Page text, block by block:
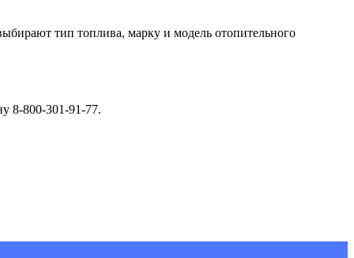
тип топлива, марку и модель отопительного
8-800-301-91-77.